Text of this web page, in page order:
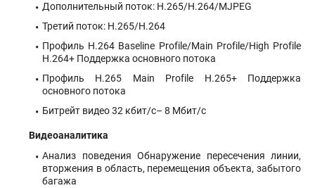
Дополнительный поток: H.265/H.264/MJPEG
Третий поток: H.265/H.264
Профиль H.264 Baseline Profile/Main Profile/High Profile
H.264+ Поддержка основного потока
Профиль H.265 Main Profile H.265+ Поддержка
основного потока
Битрейт видео 32 кбит/с– 8 Мбит/с
Видеоаналитика
Анализ поведения Обнаружение пересечения линии,
вторжения в область, перемещения объекта, забытого
багажа